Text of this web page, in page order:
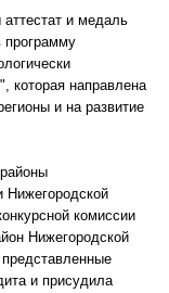
и медаль
программу
которая направлена
и на развитие
Нижегородской
комиссии
Нижегородской
и присудила